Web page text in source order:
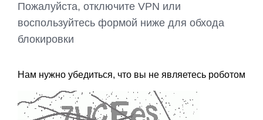
Пожалуйста, отключите VPN или
воспользуйтесь формой ниже для обхода
блокировки
Нам нужно убедиться, что вы не являетесь роботом